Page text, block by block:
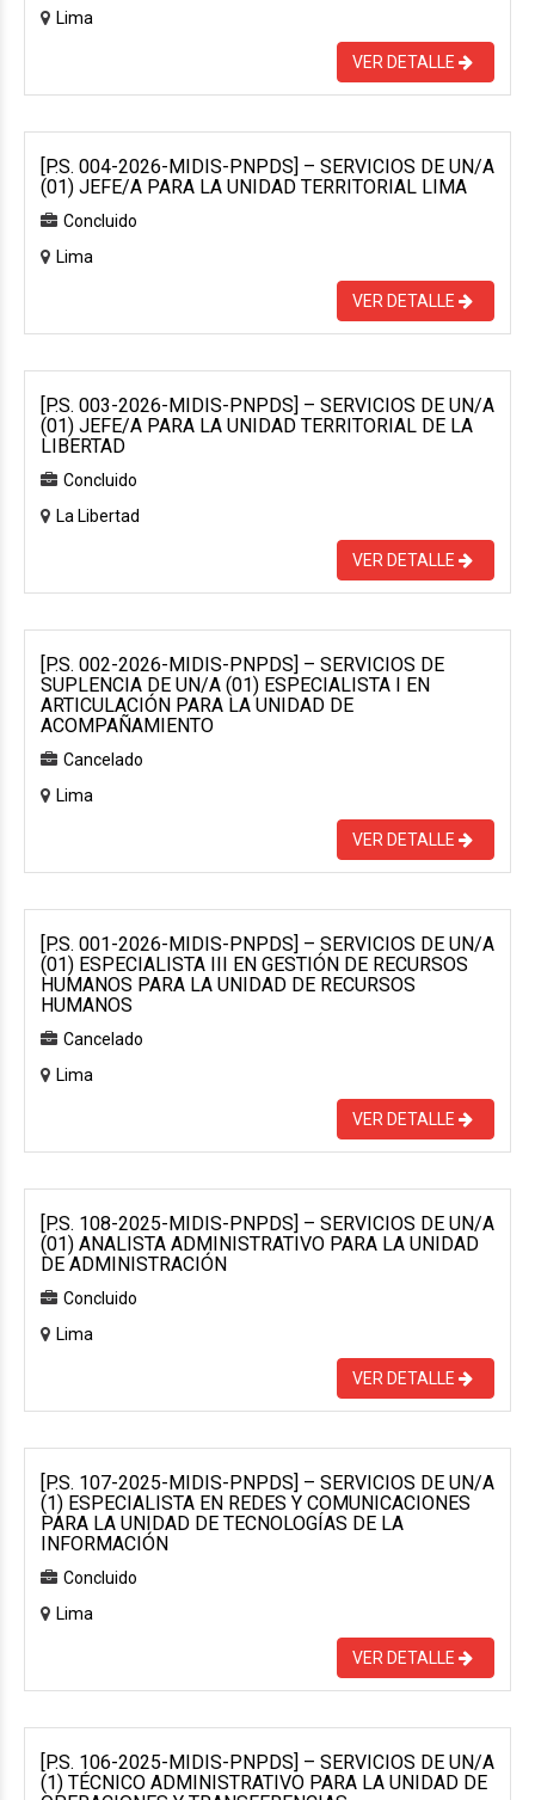
Lima
VER DETALLE
[P.S. 004-2026-MIDIS-PNPDS] – SERVICIOS DE UN/A
(01) JEFE/A PARA LA UNIDAD TERRITORIAL LIMA
Concluido
Lima
VER DETALLE
[P.S. 003-2026-MIDIS-PNPDS] – SERVICIOS DE UN/A
(01) JEFE/A PARA LA UNIDAD TERRITORIAL DE LA
LIBERTAD
Concluido
La Libertad
VER DETALLE
[P.S. 002-2026-MIDIS-PNPDS] – SERVICIOS DE
SUPLENCIA DE UN/A (01) ESPECIALISTA I EN
ARTICULACIÓN PARA LA UNIDAD DE
ACOMPAÑAMIENTO
Cancelado
Lima
VER DETALLE
[P.S. 001-2026-MIDIS-PNPDS] – SERVICIOS DE UN/A
(01) ESPECIALISTA III EN GESTIÓN DE RECURSOS
HUMANOS PARA LA UNIDAD DE RECURSOS
HUMANOS
Cancelado
Lima
VER DETALLE
[P.S. 108-2025-MIDIS-PNPDS] – SERVICIOS DE UN/A
(01) ANALISTA ADMINISTRATIVO PARA LA UNIDAD
DE ADMINISTRACIÓN
Concluido
Lima
VER DETALLE
[P.S. 107-2025-MIDIS-PNPDS] – SERVICIOS DE UN/A
(1) ESPECIALISTA EN REDES Y COMUNICACIONES
PARA LA UNIDAD DE TECNOLOGÍAS DE LA
INFORMACIÓN
Concluido
Lima
VER DETALLE
[P.S. 106-2025-MIDIS-PNPDS] – SERVICIOS DE UN/A
(1) TÉCNICO ADMINISTRATIVO PARA LA UNIDAD DE